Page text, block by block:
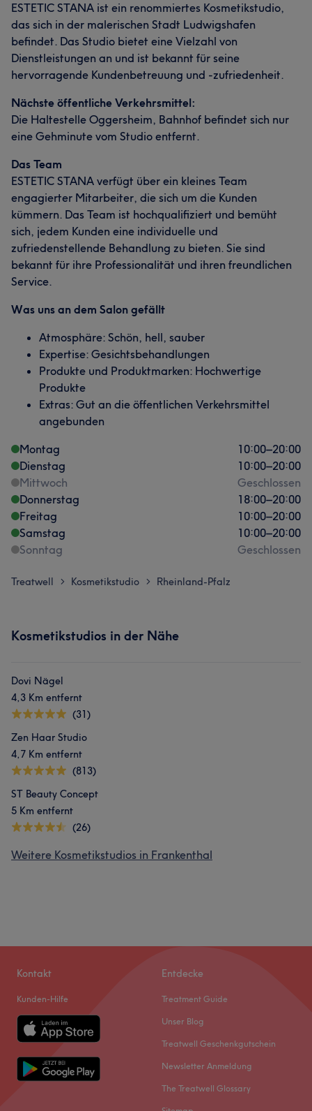
ESTETIC STANA ist ein renommiertes Kosmetikstudio,
das sich in der malerischen Stadt Ludwigshafen
befindet. Das Studio bietet eine Vielzahl von
Dienstleistungen an und ist bekannt für seine
hervorragende Kundenbetreuung und -zufriedenheit.
Nächste öffentliche Verkehrsmittel:
Die Haltestelle Oggersheim, Bahnhof befindet sich nur
eine Gehminute vom Studio entfernt.
Das Team
ESTETIC STANA verfügt über ein kleines Team
engagierter Mitarbeiter, die sich um die Kunden
kümmern. Das Team ist hochqualifiziert und bemüht
sich, jedem Kunden eine individuelle und
zufriedenstellende Behandlung zu bieten. Sie sind
bekannt für ihre Professionalität und ihren freundlichen
Service.
Was uns an dem Salon gefällt
Atmosphäre: Schön, hell, sauber
Expertise: Gesichtsbehandlungen
Produkte und Produktmarken: Hochwertige
Produkte
Extras: Gut an die öffentlichen Verkehrsmittel
angebunden
Montag
10:00–20:00
Dienstag
10:00–20:00
Mittwoch
Geschlossen
Donnerstag
18:00–20:00
Freitag
10:00–20:00
Samstag
10:00–20:00
Sonntag
Geschlossen
Treatwell > Kosmetikstudio > Rheinland-Pfalz
Kosmetikstudios in der Nähe
Dovi Nägel
4,3 Km entfernt
(31)
Zen Haar Studio
4,7 Km entfernt
(813)
ST Beauty Concept
5 Km entfernt
(26)
Weitere Kosmetikstudios in Frankenthal
Kontakt
Kunden-Hilfe
Entdecke
Treatment Guide
Unser Blog
Treatwell Geschenkgutschein
Newsletter Anmeldung
The Treatwell Glossary